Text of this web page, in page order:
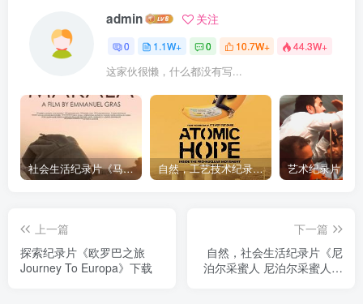
admin 关注
0 1.1W+ 0 10.7W+ 44.3W+
这家伙很懒，什么都没有写...
社会生活纪录片《马加拉 Makala》下载 自然，工艺技术纪录片《原子能的希望 Atomic Hope – Inside the Pro-Nuclear Movement》下载
上一篇
探索纪录片《欧罗巴之旅
Journey To Europa》下载
下一篇
自然，社会生活纪录片《尼
泊尔采蜜人 尼泊尔采蜜人》